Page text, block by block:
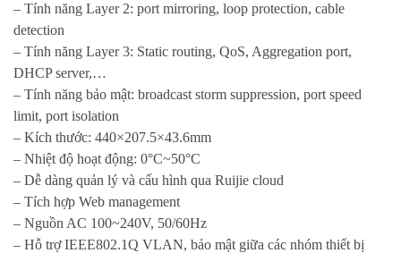
– Tính năng Layer 2: port mirroring, loop protection, cable
detection
– Tính năng Layer 3: Static routing, QoS, Aggregation port,
DHCP server,…
– Tính năng bảo mật: broadcast storm suppression, port speed
limit, port isolation
– Kích thước: 440×207.5×43.6mm
– Nhiệt độ hoạt động: 0°C~50°C
– Dễ dàng quản lý và cấu hình qua Ruijie cloud
– Tích hợp Web management
– Nguồn AC 100~240V, 50/60Hz
– Hỗ trợ IEEE802.1Q VLAN, bảo mật giữa các nhóm thiết bị